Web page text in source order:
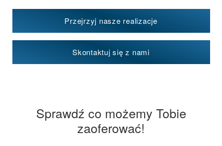
Przejrzyj nasze realizacje
Skontaktuj się z nami
Sprawdź co możemy Tobie
zaoferować!